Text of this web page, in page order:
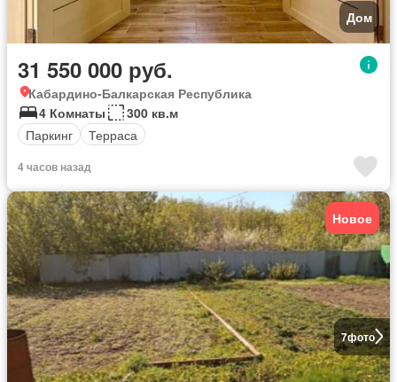
Дом
31 550 000 руб.
Кабардино-Балкарская Республика
4 Комнаты
300 кв.м
Паркинг
Терраса
4 часов назад
7фото
Новое